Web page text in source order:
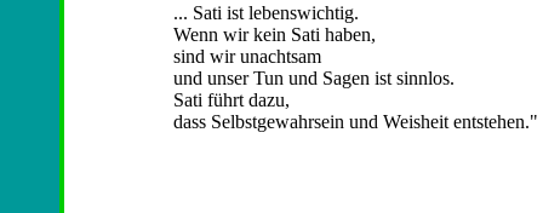
... Sati ist lebenswichtig.
Wenn wir kein Sati haben,
sind wir unachtsam
und unser Tun und Sagen ist sinnlos.
Sati führt dazu,
dass Selbstgewahrsein und Weisheit entstehen."